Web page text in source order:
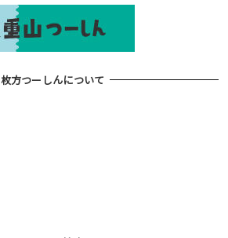
枚方つーしんについて